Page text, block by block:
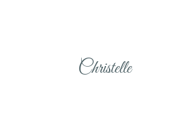
Christelle